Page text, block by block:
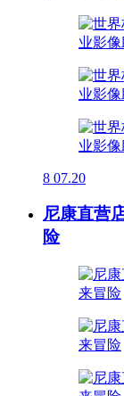
8 07.20
尼康直营
险